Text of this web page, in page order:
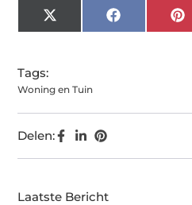
X
(Twitter)
Facebook
Tags:
Woning en Tuin
Delen:
Laatste Bericht